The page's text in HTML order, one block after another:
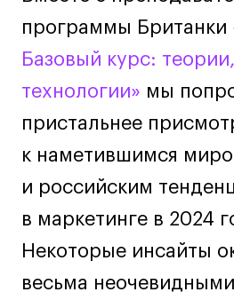
Современная живопись
UX/UI-дизайн
Маркетинг
Все программы
Мода
Иллюстрация
Диджитал
программы Британки
Базовый курс:
технологии» мы
пристальнее
к наметившимся
и российским
в маркетинге в 2024
Некоторые инсайты
весьма